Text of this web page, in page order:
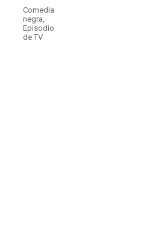
Comedia
negra,
Episodio
de TV